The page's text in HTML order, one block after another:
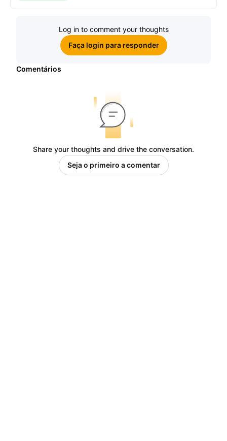
Log in to comment your thoughts
Faça login para responder
Comentários
Share your thoughts and drive the conversation.
Seja o primeiro a comentar